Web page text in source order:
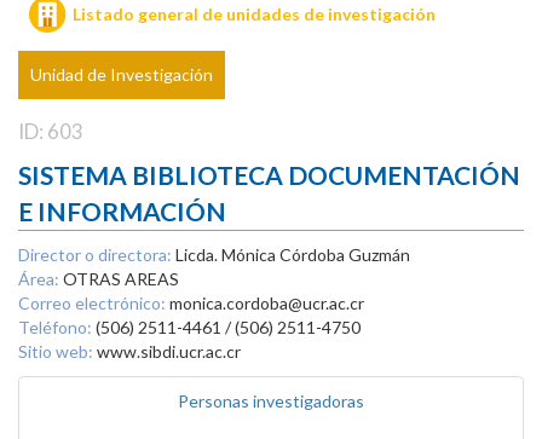
Listado general de unidades de investigación
Unidad de Investigación
ID: 603
SISTEMA BIBLIOTECA DOCUMENTACIÓN
E INFORMACIÓN
Director o directora: Licda. Mónica Córdoba Guzmán
Área: OTRAS AREAS
Correo electrónico: monica.cordoba@ucr.ac.cr
Teléfono: (506) 2511-4461 / (506) 2511-4750
Sitio web: www.sibdi.ucr.ac.cr
Personas investigadoras